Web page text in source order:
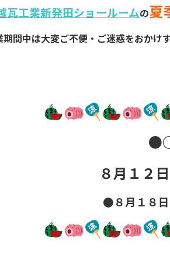
瓦工業新発田ショールームの夏
期間中は大変ご不便・ご迷惑をおかけ
８月１２
●８月１８日